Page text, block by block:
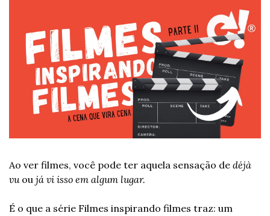
Ao ver filmes, você pode ter aquela sensação de déjà
vu ou já vi isso em algum lugar.
É o que a série Filmes inspirando filmes traz: um